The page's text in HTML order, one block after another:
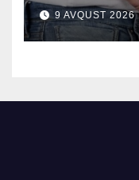
9 AVQUST 2026